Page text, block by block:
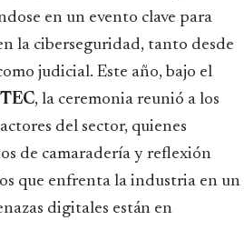
en un evento clave para
la ciberseguridad, tanto desde
judicial. Este año, bajo el
, la ceremonia reunió a los
del sector, quienes
de camaradería y reflexión
que enfrenta la industria en un
digitales están en